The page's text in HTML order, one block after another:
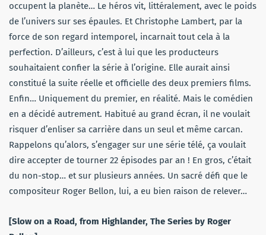
occupent la planète… Le héros vit, littéralement, avec le poids
de l’univers sur ses épaules. Et Christophe Lambert, par la
force de son regard intemporel, incarnait tout cela à la
perfection. D’ailleurs, c’est à lui que les producteurs
souhaitaient confier la série à l’origine. Elle aurait ainsi
constitué la suite réelle et officielle des deux premiers films.
Enfin… Uniquement du premier, en réalité. Mais le comédien
en a décidé autrement. Habitué au grand écran, il ne voulait
risquer d’enliser sa carrière dans un seul et même carcan.
Rappelons qu’alors, s’engager sur une série télé, ça voulait
dire accepter de tourner 22 épisodes par an ! En gros, c’était
du non-stop… et sur plusieurs années. Un sacré défi que le
compositeur Roger Bellon, lui, a eu bien raison de relever…
[Slow on a Road, from Highlander, The Series by Roger